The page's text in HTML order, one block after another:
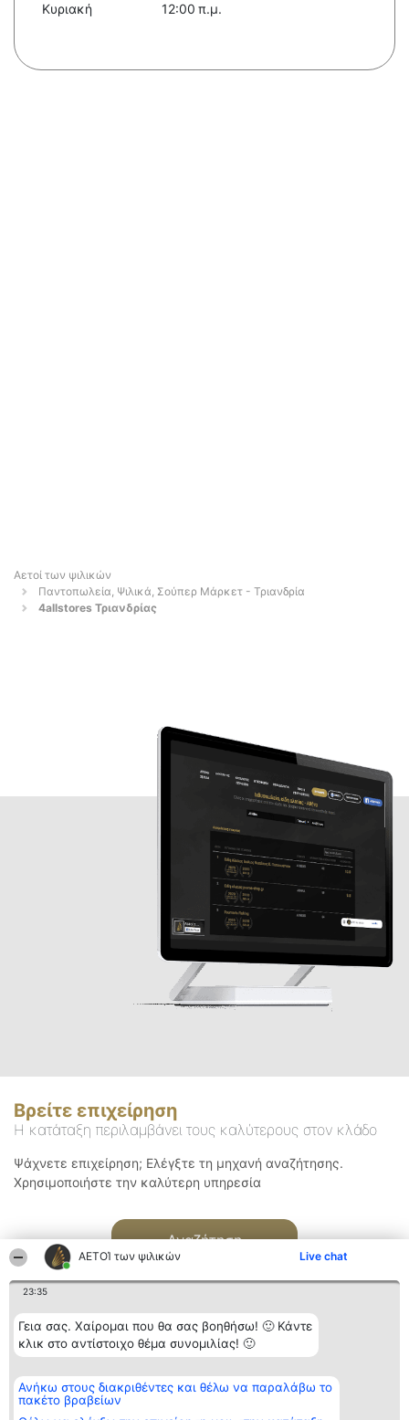
ΑΕΤΟΊ των ψιλικών Live chat
23:35
Γεια σας. Χαίρομαι που θα σας βοηθήσω! 🙂 Κάντε
κλικ στο αντίστοιχο θέμα συνομιλίας! 🙂
Ανήκω στους διακριθέντες και θέλω να παραλάβω το
πακέτο βραβείων
Κυριακή
12:00 π.μ.
Αετοί των ψιλικών
Παντοπωλεία, Ψιλικά, Σούπερ Μάρκετ - Τριανδρία
4allstores Τριανδρίας
Βρείτε επιχείρηση
Η κατάταξη περιλαμβάνει τους καλύτερους στον κλάδο
Ψάχνετε επιχείρηση; Ελέγξτε τη μηχανή αναζήτησης.
Χρησιμοποιήστε την καλύτερη υπηρεσία
Αναζήτηση
Διοργανωτής της
κατάταξης
BEAUTIFUL COMPANY
Κατάταξη
Διακριθέντες
των
Επικοινωνία
Επικοινωνία